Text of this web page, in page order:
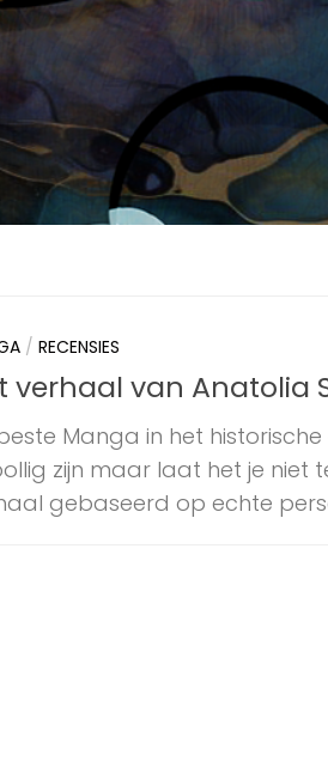
/ RECENSIES
verhaal van Anatolia
Manga in het
zijn maar laat het je niet
gebaseerd op echte